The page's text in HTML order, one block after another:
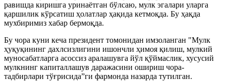
равишда киришга уринаётган бўлсаю, мулк эгалари уларга
қаршилик кўрсатиш ҳолатлар ҳақида кетмоқда. Бу ҳақда
мухбиримиз хабар бермоқда.
Бу чора куни кеча президент томонидан имзоланган "Мулк
ҳуқуқининг дахлсизлигини ишончли ҳимоя қилиш, мулкий
муносабатларга асоссиз аралашувга йўл қўймаслик, хусусий
мулкнинг капиталлашув даражасини ошириш чора-
тадбирлари тўғрисида”ги фармонда назарда тутилган.